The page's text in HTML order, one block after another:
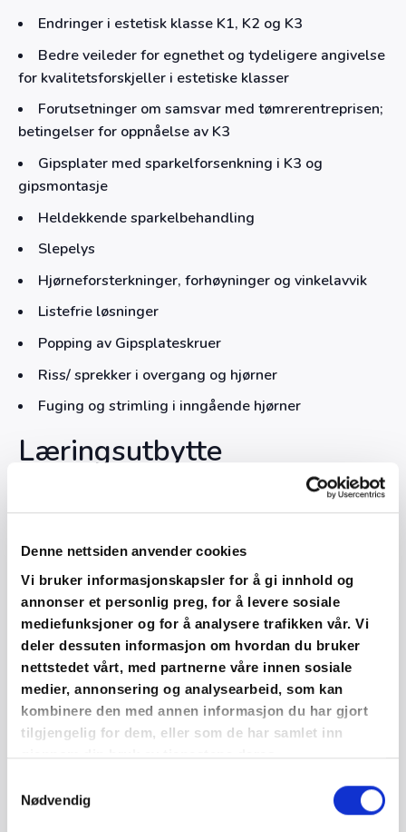
Denne nettsiden anvender cookies
Vi bruker informasjonskapsler for å gi innhold og
annonser et personlig preg, for å levere sosiale
mediefunksjoner og for å analysere trafikken vår. Vi
deler dessuten informasjon om hvordan du bruker
nettstedet vårt, med partnerne våre innen sosiale
medier, annonsering og analysearbeid, som kan
kombinere den med annen informasjon du har gjort
tilgjengelig for dem, eller som de har samlet inn
gjennom din bruk av tjenestene deres.
Nødvendig
Endringer i estetisk klasse K1, K2 og K3
Bedre veileder for egnethet og tydeligere angivelse
for kvalitetsforskjeller i estetiske klasser
Forutsetninger om samsvar med tømrerentreprisen;
betingelser for oppnåelse av K3
Gipsplater med sparkelforsenkning i K3 og
gipsmontasje
Heldekkende sparkelbehandling
Slepelys
Hjørneforsterkninger, forhøyninger og vinkelavvik
Listefrie løsninger
Popping av Gipsplateskruer
Riss/ sprekker i overgang og hjørner
Fuging og strimling i inngående hjørner
Læringsutbytte
ha grunnleggende kunnskap om NS
i private entrepriser der sluttkunde er en forbruker og
avtaleforholdet reguleres av Bustadoppføringslova
eller Håndverkertjenesteloven. Du vil vite hvilken
dokumentasjon som er nødvendig og hvordan du sikrer
god dokumentasjon. Du vil kunne bruke standarden for
å unngå konflikter under og etter et prosjekt.
Målgruppe
Ledere, prosjektledere, formenn, baser og andre med
for entreprenører (byggeledere, prosjektledere,